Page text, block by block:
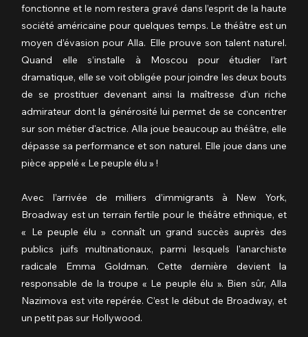
fonctionne et le nom restera gravé dans l’esprit de la haute
société américaine pour quelques temps. Le théâtre est un
moyen d’évasion pour Alla. Elle prouve son talent naturel.
Quand elle s’installe à Moscou pour étudier l’art
dramatique, elle se voit obligée pour joindre les deux bouts
de se prostituer devenant ainsi la maîtresse d'un riche
admirateur dont la générosité lui permet de se concentrer
sur son métier d'actrice. Alla joue beaucoup au théâtre, elle
dépasse sa performance et son naturel. Elle joue dans une
pièce appelé « Le peuple élu » !
Avec l’arrivée de milliers d’immigrants à New York,
Broadway est un terrain fertile pour le théâtre ethnique, et
« Le peuple élu » connaît un grand succès auprès des
publics juifs multinationaux, parmi lesquels l'anarchiste
radicale Emma Goldman. Cette dernière devient la
responsable de la troupe « Le peuple élu ». Bien sûr, Alla
Nazimova est vite repérée. C’est le début de Broadway, et
un petit pas sur Hollywood.